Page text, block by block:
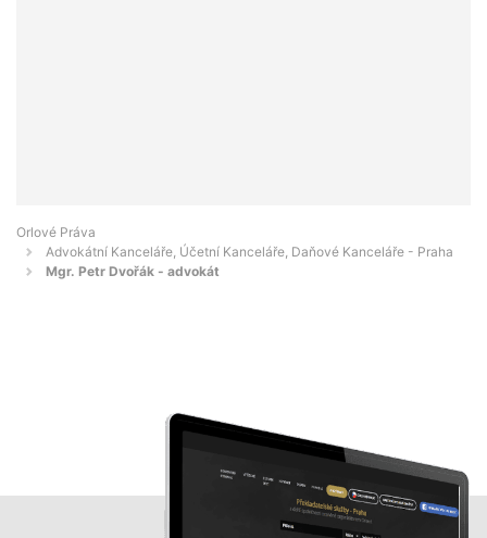
Orlové Práva
Advokátní Kanceláře, Účetní Kanceláře, Daňové Kanceláře - Praha
Mgr. Petr Dvořák - advokát